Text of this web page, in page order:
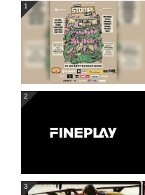
1
2
3